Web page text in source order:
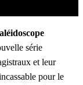
série
et leur
pour le